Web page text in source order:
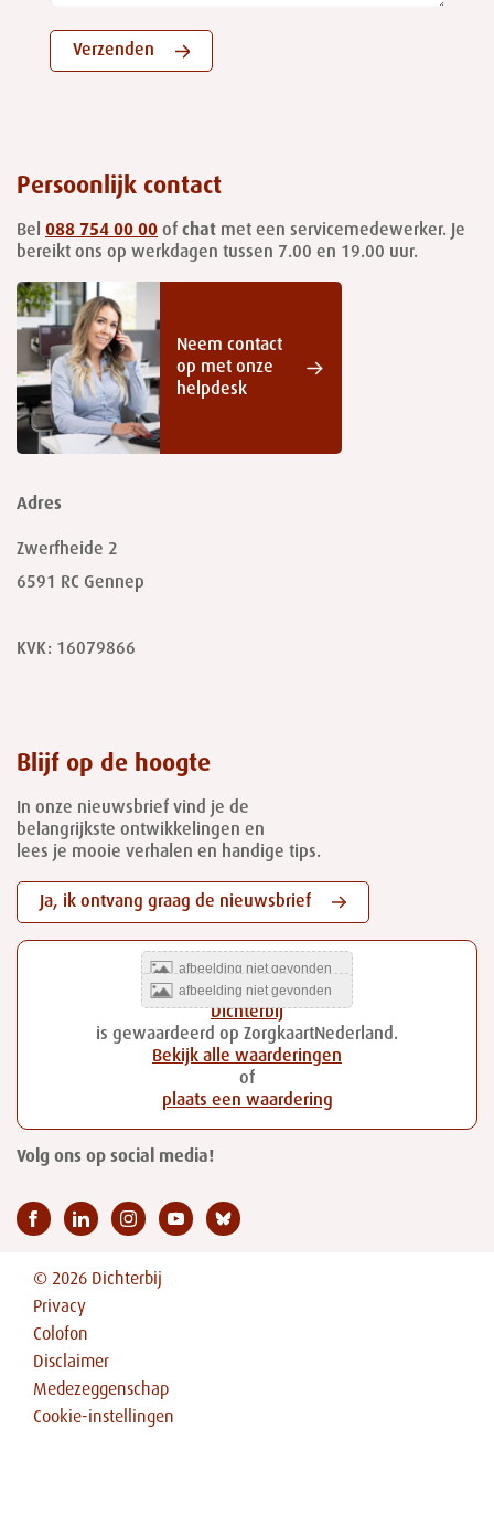
Verzenden
Persoonlijk contact
Bel 088 754 00 00 of chat met een servicemedewerker. Je
bereikt ons op werkdagen tussen 7.00 en 19.00 uur.
Neem contact
op met onze
helpdesk
Adres
Zwerfheide 2
6591 RC Gennep
KVK: 16079866
Blijf op de hoogte
In onze nieuwsbrief vind je de
belangrijkste ontwikkelingen en
lees je mooie verhalen en handige tips.
Ja, ik ontvang graag de nieuwsbrief
Dichterbij
is gewaardeerd op ZorgkaartNederland.
Bekijk alle waarderingen
of
plaats een waardering
Volg ons op social media!
© 2026 Dichterbij
Privacy
Colofon
Disclaimer
Medezeggenschap
Cookie-instellingen